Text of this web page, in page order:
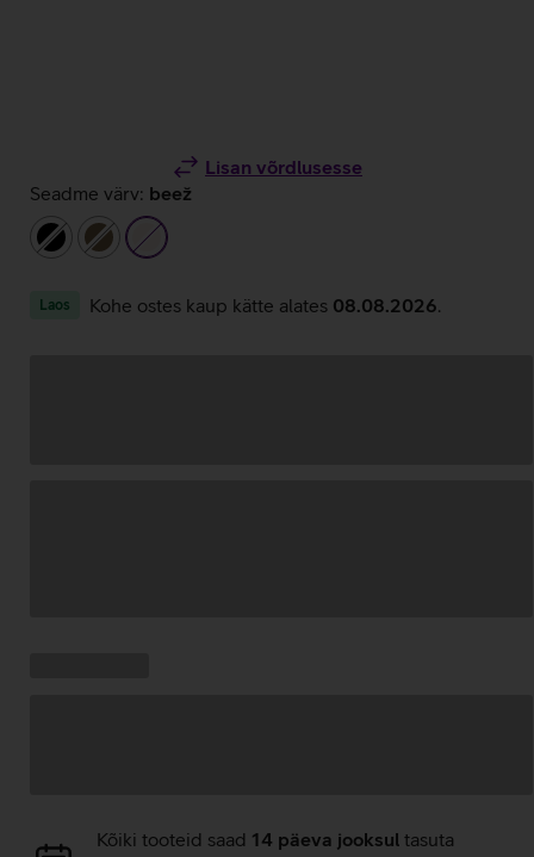
Lisan võrdlusesse
Seadme värv: beež
mustpruunbeež
Laos Kohe ostes kaup kätte alates 08.08.2026
AndmeteKõiki tooteid saad 14 päeva jooksul tasuta